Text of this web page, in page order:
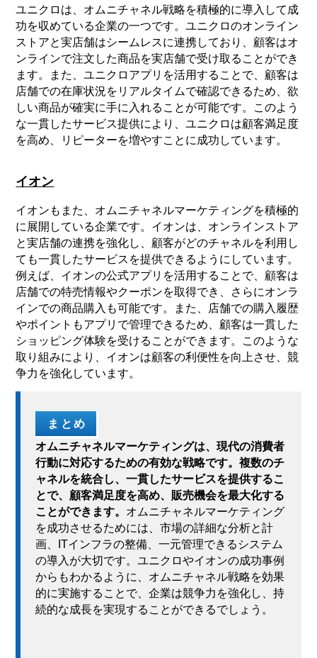
ユニクロは、オムニチャネル戦略を積極的に導入して成
功を収めている企業の一つです。ユニクロのオンライン
ストアと実店舗はシームレスに連携しており、顧客はオ
ンラインで注文した商品を実店舗で受け取ることができ
ます。また、ユニクロアプリを活用することで、顧客は
店舗での在庫状況をリアルタイムで確認できるため、欲
しい商品が確実に手に入れることが可能です。このよう
な一貫したサービス提供により、ユニクロは顧客満足度
を高め、リピーターを増やすことに成功しています。
イオン
イオンもまた、オムニチャネルマーケティングを積極的
に展開している企業です。イオンは、オンラインストア
と実店舗の連携を強化し、顧客がどのチャネルを利用し
ても一貫したサービスを提供できるようにしています。
例えば、イオンの公式アプリを活用することで、顧客は
店舗での特売情報やクーポンを取得でき、さらにオンラ
インでの商品購入も可能です。また、店舗での購入履歴
やポイントもアプリで管理できるため、顧客は一貫した
ショッピング体験を受けることができます。このような
取り組みにより、イオンは顧客の利便性を向上させ、競
争力を強化しています。
まとめ
オムニチャネルマーケティングは、現代の消費者
行動に対応するための有効な戦略です。複数のチ
ャネルを統合し、一貫したサービスを提供するこ
とで、顧客満足度を高め、販売機会を最大化する
ことができます。 オムニチャネルマーケティング
を成功させるためには、市場の詳細な分析と計
画、ITインフラの整備、一元管理できるシステム
の導入が大切です。ユニクロやイオンの成功事例
からもわかるように、オムニチャネル戦略を効果
的に実施することで、企業は競争力を強化し、持
続的な成長を実現することができるでしょう。